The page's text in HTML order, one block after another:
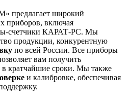
предлагает широкий
приборов, включая
счетчики КАРАТ-РС. Мы
продукции, конкурентную
по всей России. Все приборы
вам получить
в кратчайшие сроки. Мы также
и калибровке, обеспечивая